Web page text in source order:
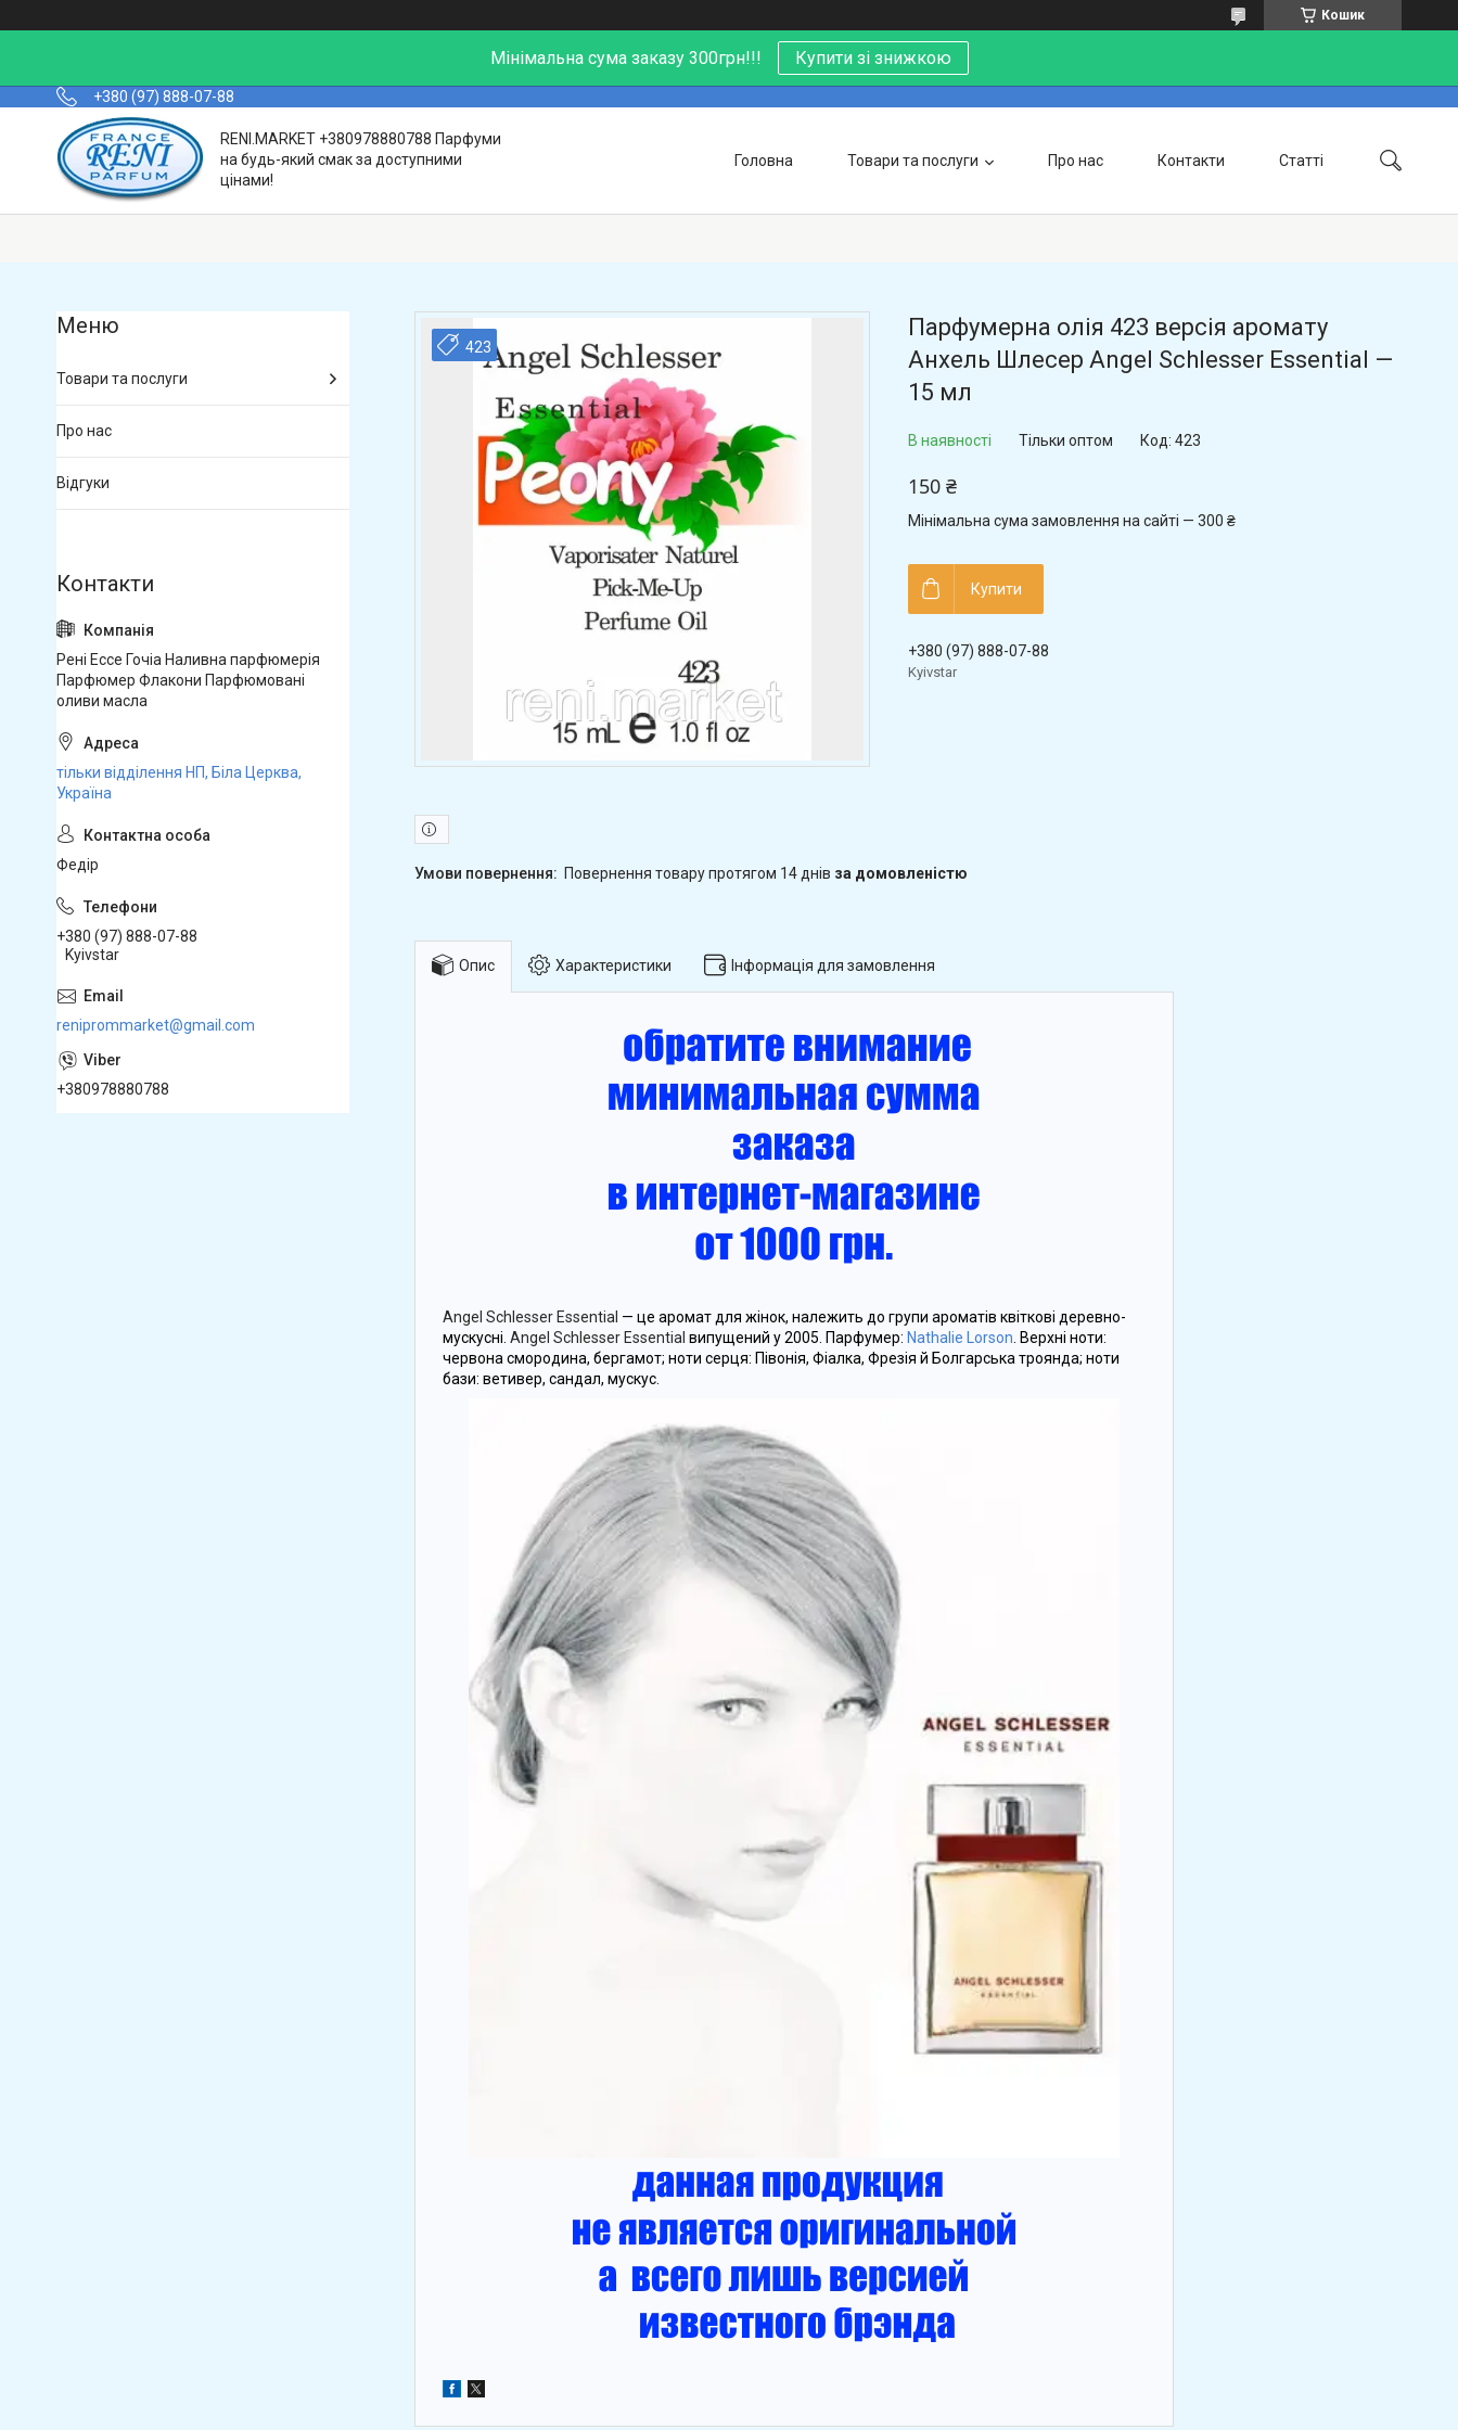
Кошик
Мінімальна сума заказу 300грн!!! Купити зі знижкою
+380 (97) 888-07-88
RENI.MARKET +380978880788 Парфуми
на будь-який смак за доступними
цінами!
Головна Товари та послуги Про нас Контакти Статті
423
Парфумерна олія 423 версія аромату
Анхель Шлесер Angel Schlesser Essential —
15 мл
В наявності Тільки оптом Код: 423
150 ₴
Мінімальна сума замовлення на сайті — 300 ₴
Купити
+380 (97) 888-07-88
Kyivstar
повернення товару протягом 14 днів за домовленістю
Опис Характеристики Інформація для замовлення
Angel Schlesser Essential — це аромат для жінок, належить до групи ароматів квіткові деревно-
мускусні. Angel Schlesser Essential випущений у 2005. Парфумер: Nathalie Lorson . Верхні ноти:
червона смородина, бергамот; ноти серця: Півонія, Фіалка, Фрезія й Болгарська троянда; ноти
бази: ветивер, сандал, мускус.
Товари та послуги
Про нас
Відгуки
Рені Ессе Гочіа Наливна парфюмерія
Парфюмер Флакони Парфюмовані
оливи масла
тільки відділення НП, Біла Церква,
Україна
Федір
+380 (97) 888-07-88
Kyivstar
reniprommarket@gmail.com
+380978880788